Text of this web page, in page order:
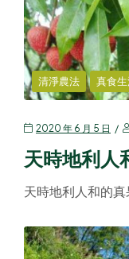
清淨農法 真食
2020 年 6 月 5 日
天時地利人
天時地利人和的